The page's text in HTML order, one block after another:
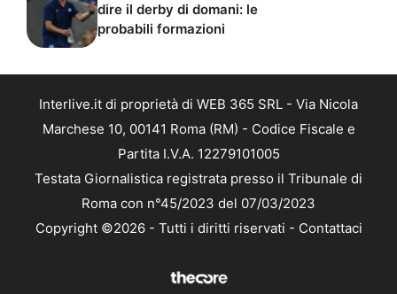
dire il derby di domani: le
probabili formazioni
Interlive.it di proprietà di WEB 365 SRL - Via Nicola
Marchese 10, 00141 Roma (RM) - Codice Fiscale e
Partita I.V.A. 12279101005
Testata Giornalistica registrata presso il Tribunale di
Roma con n°45/2023 del 07/03/2023
Copyright ©2026 - Tutti i diritti riservati - Contattaci